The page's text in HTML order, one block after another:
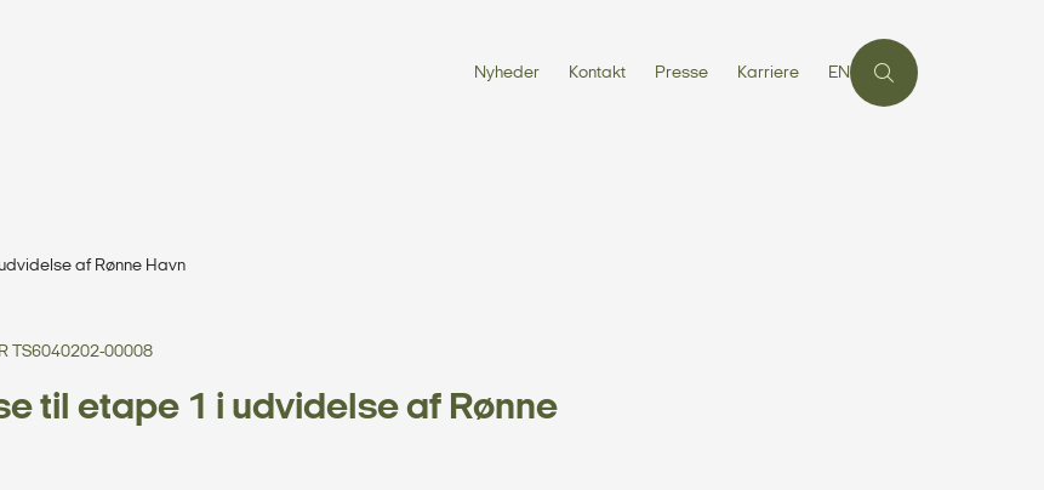
Nyheder Kontakt Presse Karriere EN
af Rønne Havn
TS6040202-00008
til etape 1 i udvidelse af Rønne